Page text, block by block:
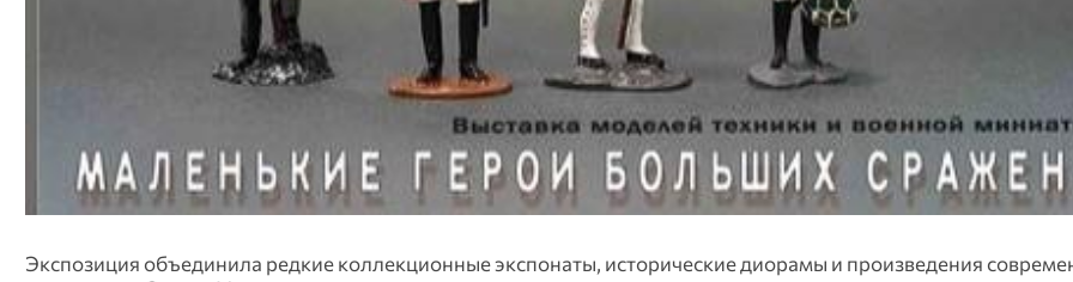
Экспозиция объединила редкие коллекционные экспонаты, исторические диорамы и произведения